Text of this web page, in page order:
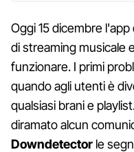
Oggi 15 dicembre
di streaming musicale
funzionare. I primi
quando agli utenti è
qualsiasi brani e
diramato alcun
Downdetector le